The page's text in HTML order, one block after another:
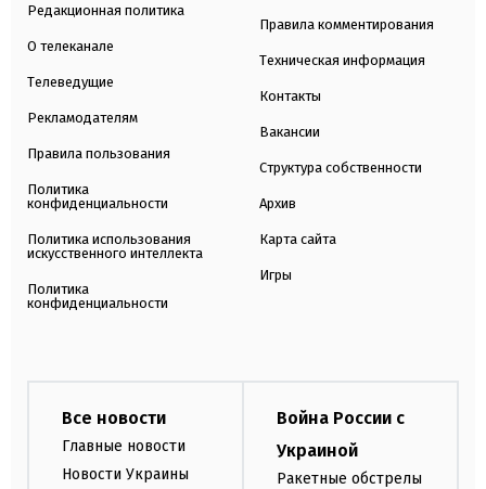
Редакционная политика
О телеканале
Телеведущие
Рекламодателям
Правила пользования
Политика
конфиденциальности
Политика использования
искусственного интеллекта
Политика
конфиденциальности
Правила комментирования
Техническая информация
Контакты
Вакансии
Структура собственности
Архив
Карта сайта
Игры
Все новости
Главные новости
Новости Украины
Война России с
Украиной
Ракетные обстрелы